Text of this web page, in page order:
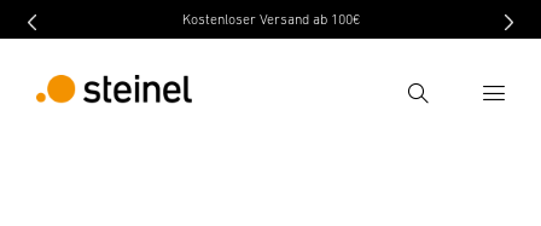
Kostenloser Versand ab 100€
Recherche